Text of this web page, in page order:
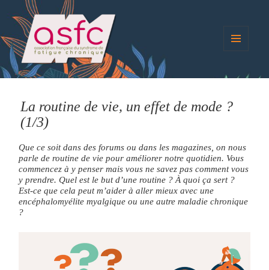
blog.asso-sfc
La routine de vie, un effet de mode ?
(1/3)
Que ce soit dans des forums ou dans les magazines, on nous
parle de routine de vie pour améliorer notre quotidien. Vous
commencez à y penser mais vous ne savez pas comment vous
y prendre. Quel est le but d’une routine ? À quoi ça sert ?
Est-ce que cela peut m’aider à aller mieux avec une
encéphalomyélite myalgique ou une autre maladie chronique
?